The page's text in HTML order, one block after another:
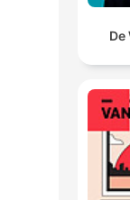
De